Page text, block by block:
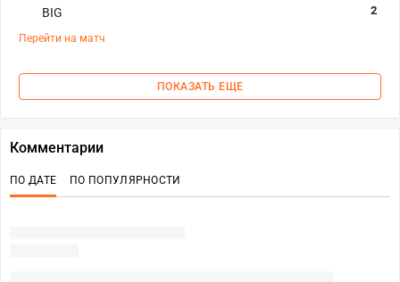
BIG
2
Перейти на матч
ПОКАЗАТЬ ЕЩЕ
Комментарии
ПО ДАТЕ ПО ПОПУЛЯРНОСТИ